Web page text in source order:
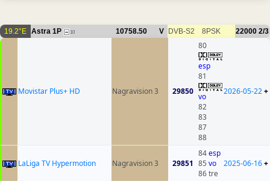
19.2°E Astra 1P 10 10758.50 V DVB-S2 8PSK 22000 2/3
Movistar Plus+ HD Nagravision 3 29850
80
esp
81
vo
82
83
87
88
2026-05-22+
LaLiga TV Hypermotion Nagravision 3 29851
84esp
85 vo
86 tre
2025-06-16+